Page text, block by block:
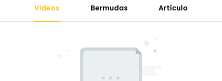
Videos Bermudas Artículo